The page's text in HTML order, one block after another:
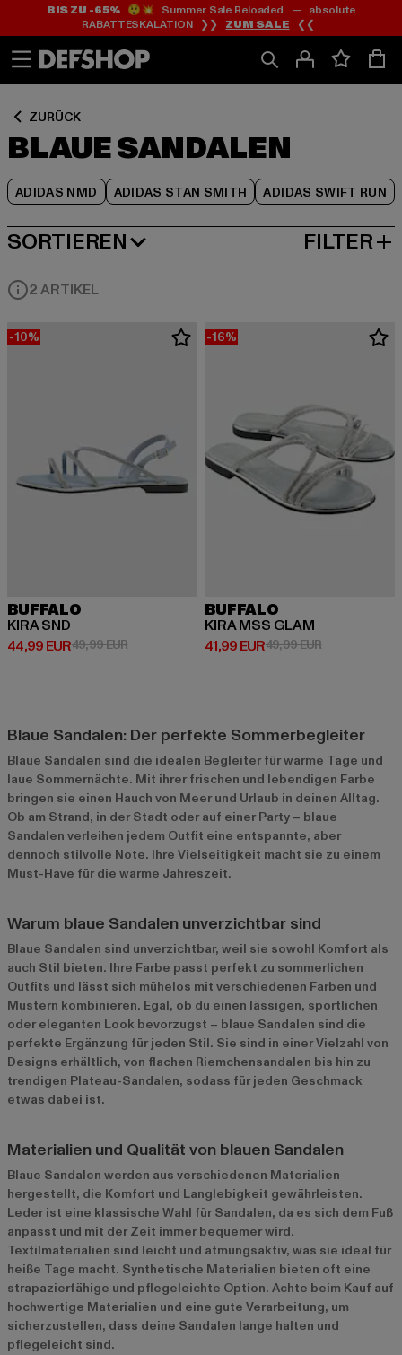
Zum
Inhalt
springen
Zum
Fußzeile
springen
BIS ZU -65%😲💥 Summer Sale Reloaded — absolute
RABATTESKALATION ❯❯ ZUM SALE ❮❮
ZURÜCK
BLAUE SANDALEN
ADIDAS NMD ADIDAS STAN SMITH ADIDAS SWIFT RUN
Zum
Produktraster
springen
SORTIEREN
BELIEBTESTE FILTER
2 ARTIKEL
-10%
BUFFALO
KIRA SND
44,99 EUR
Derzeitiger Preis: 44,99 EUR
49,99 EURAktionspreis: 49,99 EUR
-16%
BUFFALO
KIRA MSS GLAM
41,99 EUR
Derzeitiger Preis: 41,99 EUR
49,99 EURAktionspreis:
Blaue Sandalen: Der perfekte Sommerbegleiter
Blaue Sandalen sind die idealen Begleiter für warme Tage und
laue Sommernächte. Mit ihrer frischen und lebendigen Farbe
bringen sie einen Hauch von Meer und Urlaub in deinen Alltag.
Ob am Strand, in der Stadt oder auf einer Party – blaue
Sandalen verleihen jedem Outfit eine entspannte, aber
dennoch stilvolle Note. Ihre Vielseitigkeit macht sie zu einem
Must-Have für die warme Jahreszeit.
Warum blaue Sandalen unverzichtbar sind
Blaue Sandalen sind unverzichtbar, weil sie sowohl Komfort als
auch Stil bieten. Ihre Farbe passt perfekt zu sommerlichen
Outfits und lässt sich mühelos mit verschiedenen Farben und
Mustern kombinieren. Egal, ob du einen lässigen, sportlichen
oder eleganten Look bevorzugst – blaue Sandalen sind die
perfekte Ergänzung für jeden Stil. Sie sind in einer Vielzahl von
Designs erhältlich, von flachen Riemchensandalen bis hin zu
trendigen Plateau-Sandalen, sodass für jeden Geschmack
etwas dabei ist.
Materialien und Qualität von blauen Sandalen
Blaue Sandalen werden aus verschiedenen Materialien
hergestellt, die Komfort und Langlebigkeit gewährleisten.
Leder ist eine klassische Wahl für Sandalen, da es sich dem Fuß
anpasst und mit der Zeit immer bequemer wird.
Textilmaterialien sind leicht und atmungsaktiv, was sie ideal für
heiße Tage macht. Synthetische Materialien bieten oft eine
strapazierfähige und pflegeleichte Option. Achte beim Kauf auf
hochwertige Materialien und eine gute Verarbeitung, um
sicherzustellen, dass deine Sandalen lange halten und
pflegeleicht sind.